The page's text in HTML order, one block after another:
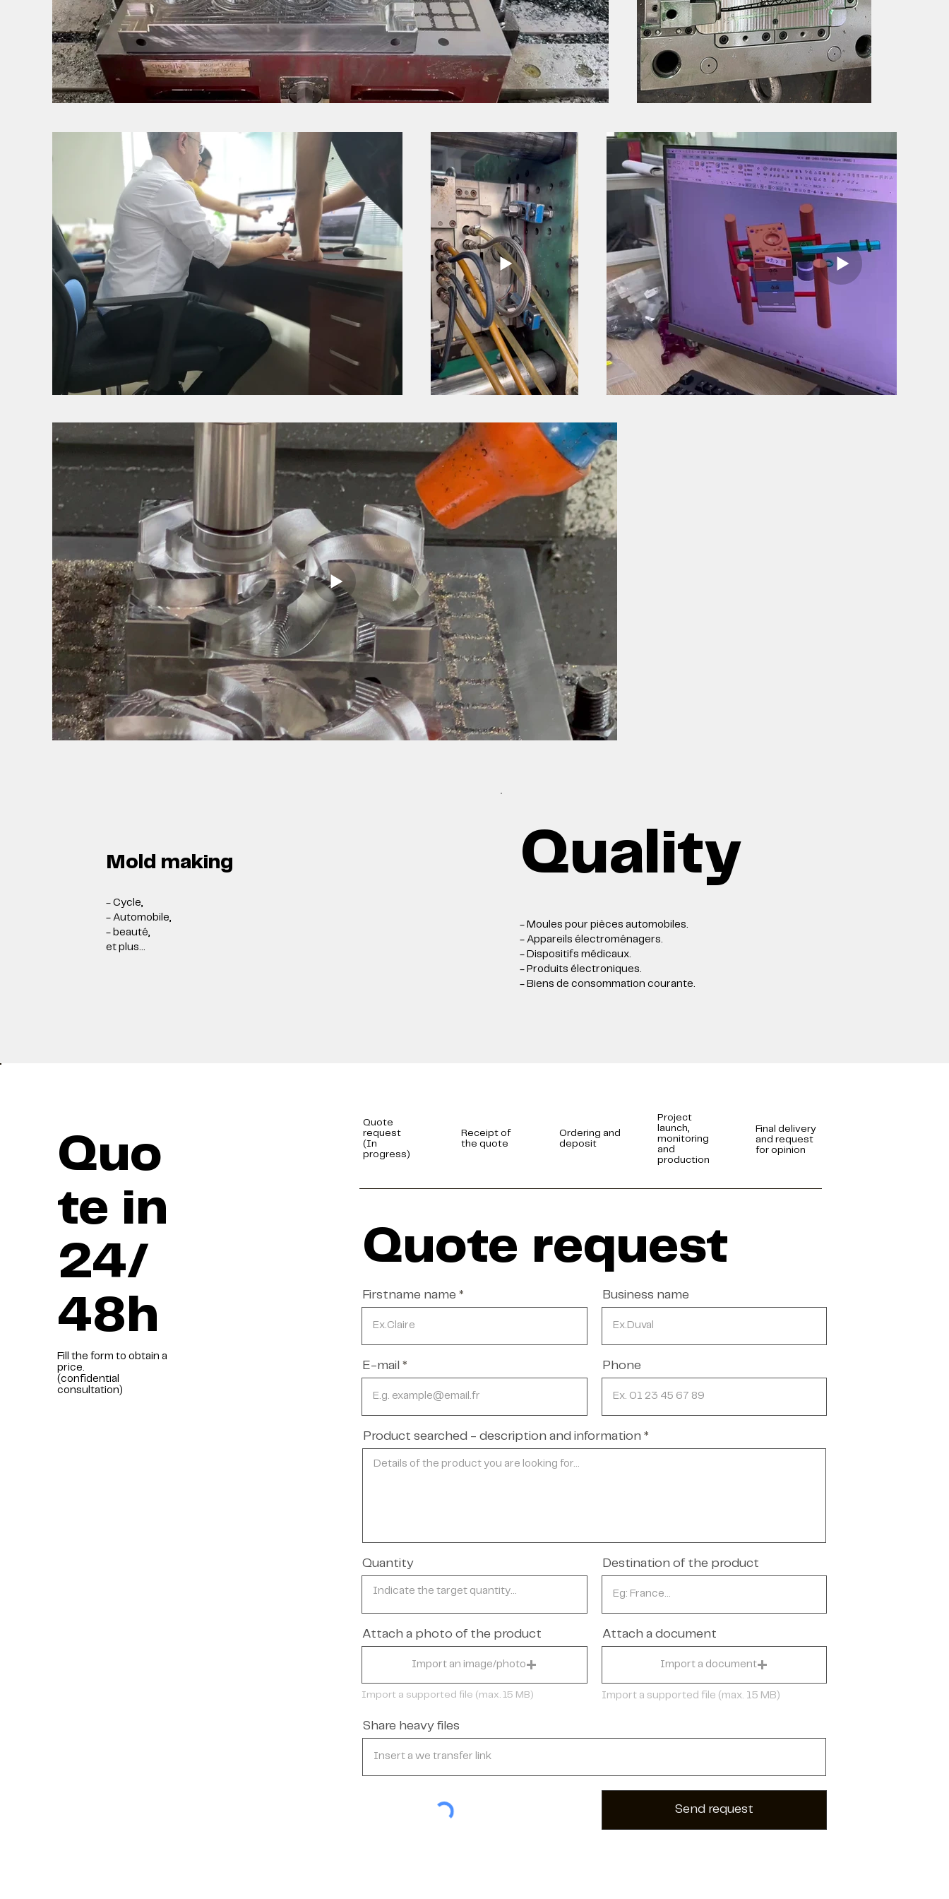
Quality
- Moules pour pièces automobiles.
- Appareils électroménagers.
- Dispositifs médicaux.
- Produits électroniques.
- Biens de consommation courante.
Mold making
- Cycle,
- Automobile,
- beauté,
et plus...
Quote request
Firstname name Business name
E-mail Phone
Product searched - description and information
Send request
Quantity
Attach a photo of the product
Import an image/photo
Import a supported file (max. 15 MB)
Attach a document
Import a document
Import a supported file (max. 15 MB)
Destination of the product
Share heavy files
Quote
request
(In
progress)
Receipt of
the quote
Ordering and
deposit
Project
launch,
monitoring
and
production
Final delivery
and request
for opinion
Quo
te in
24/
48h
Fill the form to obtain a
price.
(confidential
consultation)